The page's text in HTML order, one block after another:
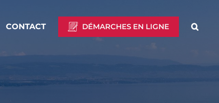
CONTACT DÉMARCHES EN LIGNE